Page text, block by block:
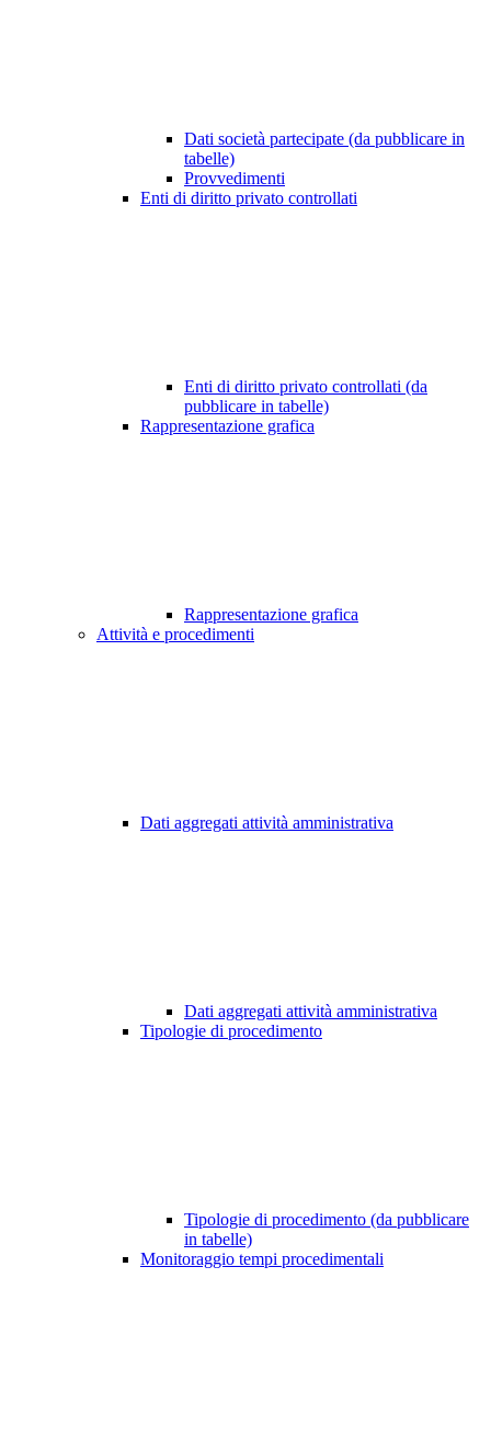
Dati società partecipate (da pubblicare in
tabelle)
Provvedimenti
Enti di diritto privato controllati
Enti di diritto privato controllati (da
pubblicare in tabelle)
Rappresentazione grafica
Rappresentazione grafica
Attività e procedimenti
Dati aggregati attività amministrativa
Dati aggregati attività amministrativa
Tipologie di procedimento
Tipologie di procedimento (da pubblicare
in tabelle)
Monitoraggio tempi procedimentali